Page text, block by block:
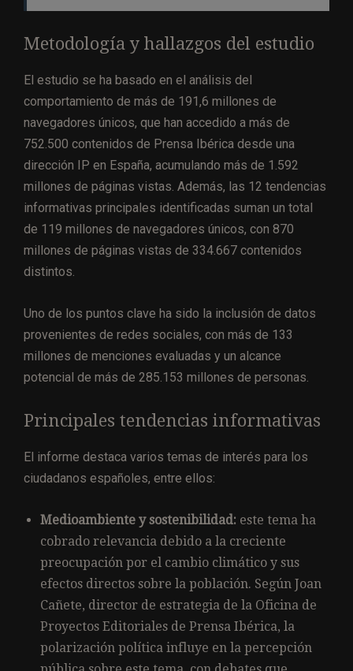
Metodología y hallazgos del estudio
El estudio se ha basado en el análisis del
comportamiento de más de 191,6 millones de
navegadores únicos, que han accedido a más de
752.500 contenidos de Prensa Ibérica desde una
dirección IP en España, acumulando más de 1.592
millones de páginas vistas. Además, las 12 tendencias
informativas principales identificadas suman un total
de 119 millones de navegadores únicos, con 870
millones de páginas vistas de 334.667 contenidos
distintos.
Uno de los puntos clave ha sido la inclusión de datos
provenientes de redes sociales, con más de 133
millones de menciones evaluadas y un alcance
potencial de más de 285.153 millones de personas.
Principales tendencias informativas
El informe destaca varios temas de interés para los
ciudadanos españoles, entre ellos:
Medioambiente y sostenibilidad: este tema ha
cobrado relevancia debido a la creciente
preocupación por el cambio climático y sus
efectos directos sobre la población. Según Joan
Cañete, director de estrategia de la Oficina de
Proyectos Editoriales de Prensa Ibérica, la
polarización política influye en la percepción